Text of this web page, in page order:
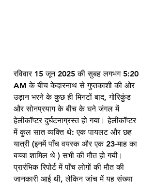
रविवार 15 जून 2025 की सुबह लगभग 5:20
AM के बीच केदारनाथ से गुप्तकाशी की ओर
उड़ान भरने के कुछ ही मिनटों बाद, गोरिकुंड
और सोनप्रयाग के बीच के घने जंगल में
हेलीकॉप्टर दुर्घटनाग्रस्त हो गया। हेलीकॉप्टर
में कुल सात व्यक्ति थे: एक पायलट और छह
यात्री (इनमें पाँच वयस्क और एक 23‑माह का
बच्चा शामिल थे ) सभी की मौत हो गयी।
प्रारंभिक रिपोर्ट में पाँच लोगों की मौत की
जानकारी आई थी, लेकिन जांच में यह संख्या